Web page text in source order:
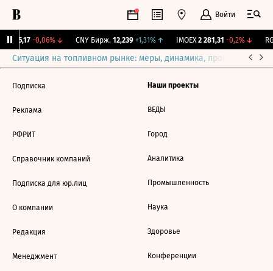
Войти
115,17 -0,06%↓ CNY Бирж. 12,239 +1,31%↑ IMOEX 2 281,31 -0,2%↓
Ситуация на топливном рынке: меры, динамика, прогнозы
Подписка
Реклама
РФРИТ
Справочник компаний
Подписка для юр.лиц
О компании
Редакция
Менеджмент
Наши проекты
ВЕДЫ
Город
Аналитика
Промышленность
Наука
Здоровье
Конференции